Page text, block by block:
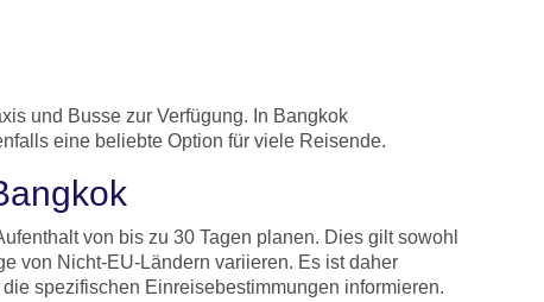
und Busse zur Verfügung. In Bangkok
eine beliebte Option für viele Reisende.
von bis zu 30 Tagen planen. Dies gilt sowohl
von Nicht-EU-Ländern variieren. Es ist daher
spezifischen Einreisebestimmungen informieren.